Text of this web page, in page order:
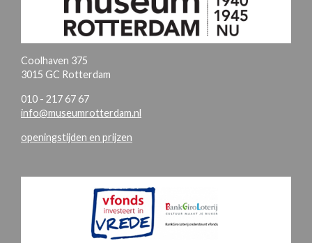
Coolhaven 375
3015 GC Rotterdam
010 - 217 67 67
info@museumrotterdam.nl
openingstijden en prijzen